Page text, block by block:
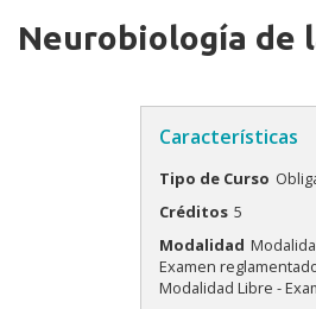
Neurobiología de
Características
Tipo de Curso
Créditos 5
Modalidad
Examen
Modalidad Libre -